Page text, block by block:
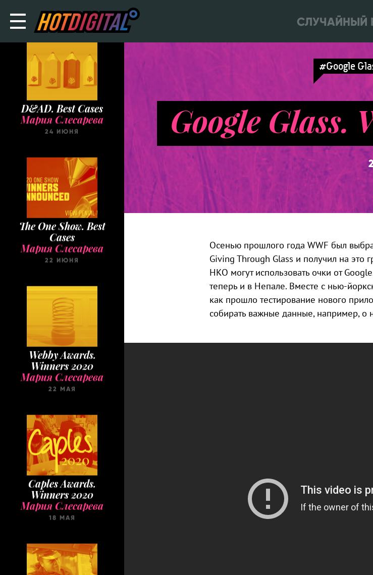
СЛУЧАЙНЫЙ
D&AD. Best Cases
Мария Слесарева
24 ИЮНЯ
The One Show. Best
Cases
Мария Слесарева
22 ИЮНЯ
Webby Awards.
Winners 2020
Мария Слесарева
22 МАЯ
Caples Awards.
Winners 2020
Мария Слесарева
18 МАЯ
#Google
Google Glass.
Осенью прошлого года WWF был
Giving Through Glass и получил на это
НКО могут использовать очки от
теперь и в Непале. Вместе с нью-
как прошло тестирование нового
собирать важные данные, например, о